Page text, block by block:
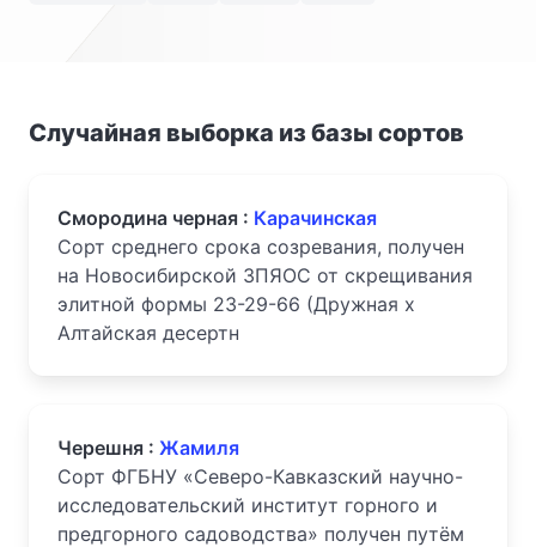
Случайная выборка из базы сортов
Смородина черная : Карачинская
Сорт среднего срока созревания, получен
на Новосибирской ЗПЯОС от скрещивания
элитной формы 23-29-66 (Дружная х
Алтайская десертн
Черешня : Жамиля
Сорт ФГБНУ «Северо-Кавказский научно-
исследовательский институт горного и
предгорного садоводства» получен путём